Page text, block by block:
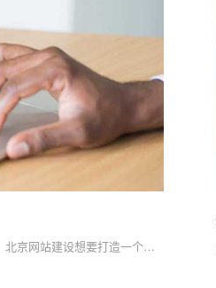
建立一个网站当然容易，可是要保证网站的质量却又不是那么的简单，北京网站建设想要打造一个高质量的网站，还是得从几个方面要做起，花了钱去打造网站，可能简单略过就可以了，明确了网站建设的重要环节，那么你的网站做出来也会更有品质。